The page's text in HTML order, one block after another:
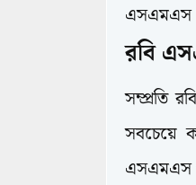
এসএমএস
রবি
সম্প্রতি
সবচেয়ে
এসএমএস